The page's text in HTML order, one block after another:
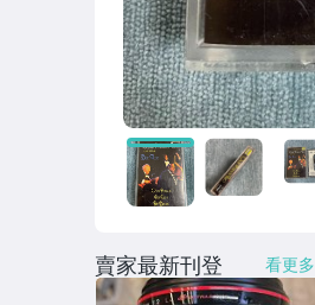
賣家最新刊登 看更多